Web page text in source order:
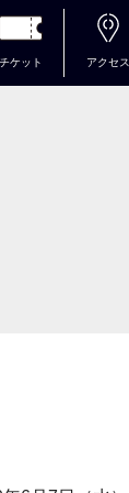
チケット アクセス